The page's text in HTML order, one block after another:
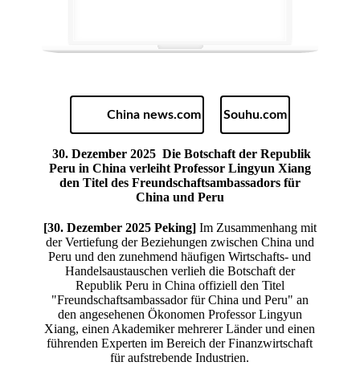
China news.com Souhu.com
30. Dezember 2025 Die Botschaft der Republik
Peru in China verleiht Professor Lingyun Xiang
den Titel des Freundschaftsambassadors für
China und Peru
[30. Dezember 2025 Peking]Im Zusammenhang mit
der Vertiefung der Beziehungen zwischen China und
Peru und den zunehmend häufigen Wirtschafts- und
Handelsaustauschen verlieh die Botschaft der
Republik Peru in China offiziell den Titel
"Freundschaftsambassador für China und Peru" an
den angesehenen Ökonomen Professor Lingyun
Xiang, einen Akademiker mehrerer Länder und einen
führenden Experten im Bereich der Finanzwirtschaft
für aufstrebende Industrien.